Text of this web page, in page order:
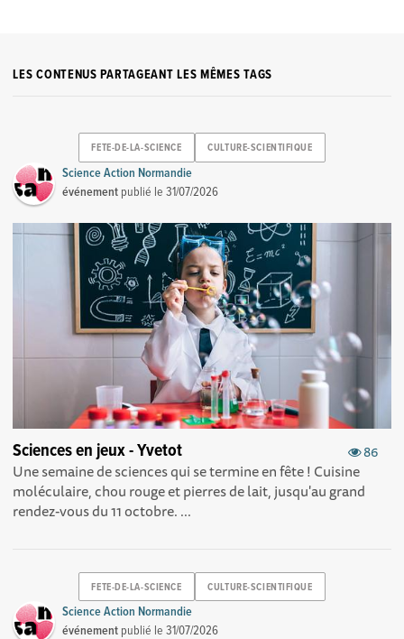
LES CONTENUS PARTAGEANT LES MÊMES TAGS
FETE-DE-LA-SCIENCE CULTURE-SCIENTIFIQUE
Science Action Normandie
événement publié le31/07/2026
86
Sciences en jeux - Yvetot
Une semaine de sciences qui se termine en fête ! Cuisine
moléculaire, chou rouge et pierres de lait, jusqu'au grand
rendez-vous du 11 octobre. ...
FETE-DE-LA-SCIENCE CULTURE-SCIENTIFIQUE
Science Action Normandie
événement publié le31/07/2026